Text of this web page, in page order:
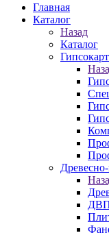
Главная
Каталог
Назад
Каталог